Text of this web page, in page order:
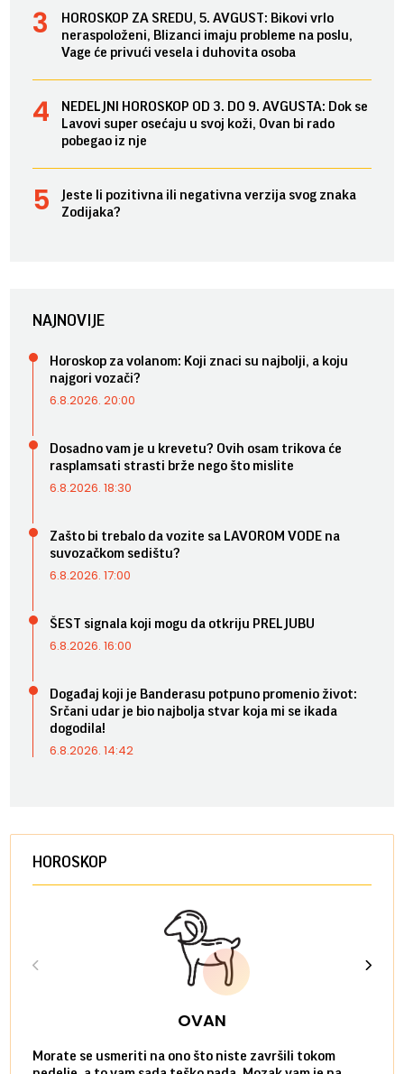
HOROSKOP ZA SREDU, 5. AVGUST: Bikovi vrlo
neraspoloženi, Blizanci imaju probleme na poslu,
Vage će privući vesela i duhovita osoba
NEDELJNI HOROSKOP OD 3. DO 9. AVGUSTA: Dok se
Lavovi super osećaju u svoj koži, Ovan bi rado
pobegao iz nje
Jeste li pozitivna ili negativna verzija svog znaka
Zodijaka?
NAJNOVIJE
Horoskop za volanom: Koji znaci su najbolji, a koju
najgori vozači?
6.8.2026. 20:00
Dosadno vam je u krevetu? Ovih osam trikova će
rasplamsati strasti brže nego što mislite
6.8.2026. 18:30
Zašto bi trebalo da vozite sa LAVOROM VODE na
suvozačkom sedištu?
6.8.2026. 17:00
ŠEST signala koji mogu da otkriju PRELJUBU
6.8.2026. 16:00
Događaj koji je Banderasu potpuno promenio život:
Srčani udar je bio najbolja stvar koja mi se ikada
dogodila!
6.8.2026. 14:42
HOROSKOP
OVAN
Morate se usmeriti na ono što niste završili tokom